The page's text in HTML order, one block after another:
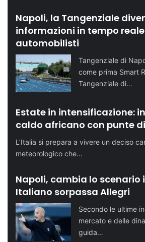
Napoli, la Tangenziale
informazioni in tempo
automobilisti
Tangenziale di
come prima Smart
Tangenziale di…
Estate in intensificazione:
caldo africano con punte di
L’Italia si prepara a vivere un deciso
meteorologico che…
Napoli, cambia lo scenario
Italiano sorpassa Allegri
Secondo le ultime
mercato e delle
guida…